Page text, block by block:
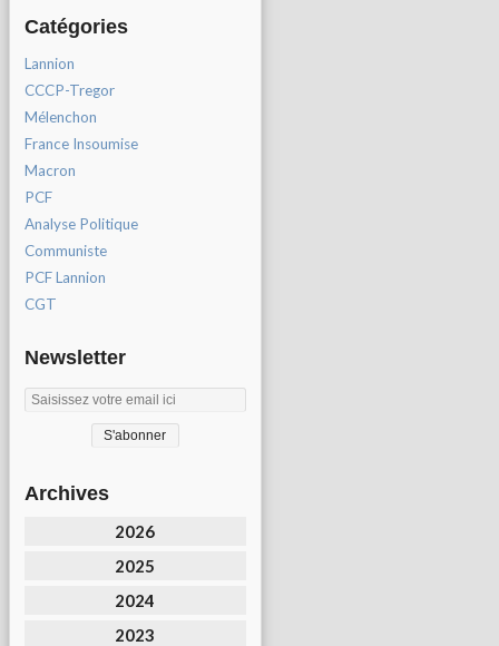
Catégories
Lannion
CCCP-Tregor
Mélenchon
France Insoumise
Macron
PCF
Analyse Politique
Communiste
PCF Lannion
CGT
Newsletter
Archives
2026
2025
2024
2023